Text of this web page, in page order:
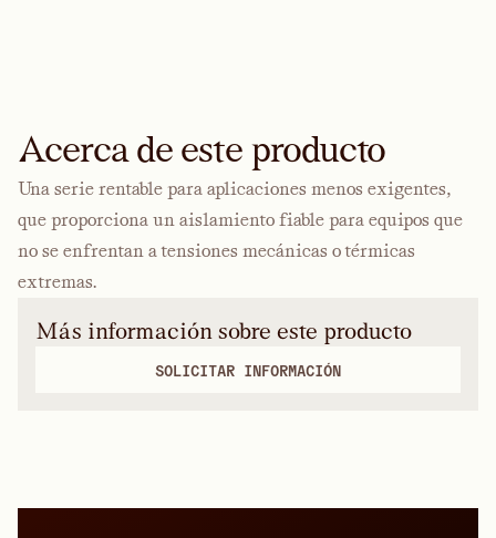
Acerca de este producto
Una serie rentable para aplicaciones menos exigentes,
que proporciona un aislamiento fiable para equipos que
no se enfrentan a tensiones mecánicas o térmicas
extremas.
Más información sobre este producto
SOLICITAR INFORMACIÓN